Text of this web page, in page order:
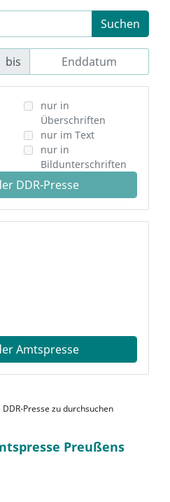
Suchen
bis
nur in
Überschriften
nur im Text
nur in
Bildunterschriften
DDR-Presse
Amtspresse
DDR-Presse zu durchsuchen
Preußens